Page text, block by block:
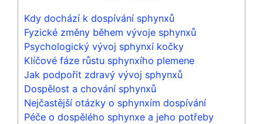
Kdy dochází k dospívání sphynxů
Fyzické změny během vývoje sphynxů
Psychologický vývoj sphynxí kočky
Klíčové fáze růstu sphynxího plemene
Jak podpořit zdravý vývoj sphynxů
Dospělost a chování sphynxů
Nejčastější otázky o sphynxím dospívání
Péče o dospělého sphynxe a jeho potřeby